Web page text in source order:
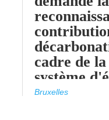
cadre de
système
quotas
Bruxelles